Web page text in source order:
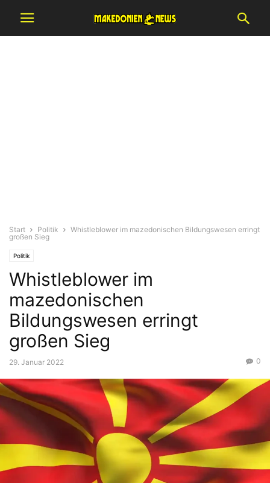
Start Politik
Whistleblower im mazedonischen Bildungswesen erringt
großen Sieg
Politik
Whistleblower im
mazedonischen
Bildungswesen erringt
großen Sieg
29. Januar 2022 0